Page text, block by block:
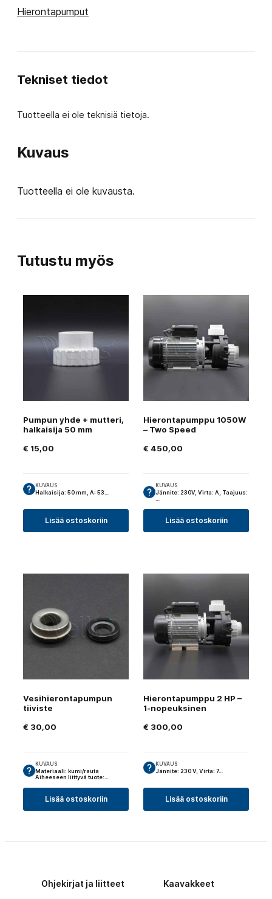
–
Hz
Hierontapumput
Kuvaus
Tuotteella ei ole kuvausta.
Tekniset tiedot
Tuotteella ei ole teknisiä tietoja.
Tutustu myös
Pumpun yhde + mutteri,
halkaisija 50 mm
€ 15,00
KUVAUS
Halkaisija: 50 mm, A: 53…
Lisää ostoskoriin
Hierontapumppu 1050W
– Two Speed
€ 450,00
KUVAUS
Jännite: 230V, Virta: A, Taajuus:
Lisää ostoskoriin
Vesihierontapumpun
tiiviste
€ 30,00
KUVAUS
Materiaali: kumi/rauta
Aiheeseen liittyvä tuote:…
Lisää ostoskoriin
Hierontapumppu 2 HP –
1-nopeuksinen
€ 300,00
KUVAUS
Jännite: 230 V, Virta: 7…
Lisää ostoskoriin
Ohjekirjat ja liitteet Kaavakkeet